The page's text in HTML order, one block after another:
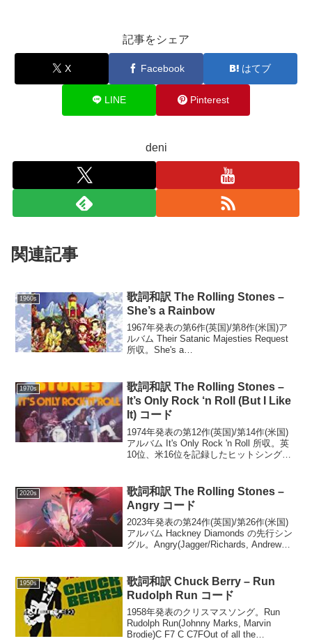
記事をシェア
X Facebook はてブ
LINE Pinterest
deni
関連記事
1960s
歌詞和訳 The Rolling Stones –
She’s a Rainbow
1967年発表の第6作(英国)/第8作(米国)ア
ルバム Their Satanic Majesties Request
所収。She's a
1970s
歌詞和訳 The Rolling Stones –
It’s Only Rock ‘n Roll (But I Like
It) コード
1974年発表の第12作(英国)/第14作(米国)
アルバム It's Only Rock 'n Roll 所収。英
10位、米16位を記録したヒットシング
2020s
歌詞和訳 The Rolling Stones –
Angry コード
2023年発表の第24作(英国)/第26作(米国)
アルバム Hackney Diamonds の先行シン
グル。Angry(Jagger/Richards, Andrew
1950s
歌詞和訳 Chuck Berry – Run
Rudolph Run コード
1958年発表のクリスマスソング。Run
Rudolph Run(Johnny Marks, Marvin
Brodie)C F7 C C7FOut of all the